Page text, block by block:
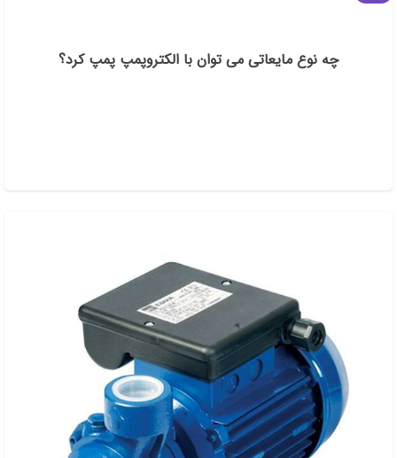
چه نوع مایعاتی می توان با الکتروپمپ پمپ کرد؟